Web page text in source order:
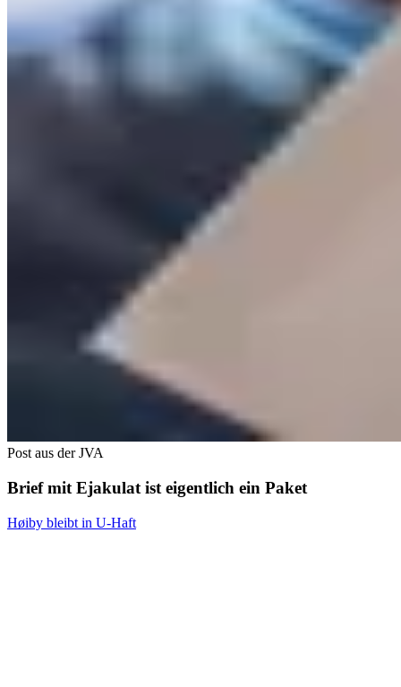
Post aus der JVA
Brief mit Ejakulat ist eigentlich ein Paket
Høiby bleibt in U-Haft